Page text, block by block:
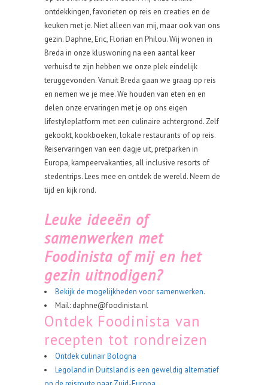
ontdekkingen, favorieten op reis en creaties en de
keuken met je. Niet alleen van mij, maar ook van ons
gezin. Daphne, Eric, Florian en Philou. Wij wonen in
Breda in onze kluswoning na een aantal keer
verhuisd te zijn hebben we onze plek eindelijk
teruggevonden. Vanuit Breda gaan we graag op reis
en nemen we je mee. We houden van eten en en
delen onze ervaringen met je op ons eigen
lifestyleplatform met een culinaire achtergrond. Zelf
gekookt, kookboeken, lokale restaurants of op reis.
Reiservaringen van een dagje uit, pretparken in
Europa, kampeervakanties, all inclusive resorts of
stedentrips. Lees mee en ontdek de wereld. Neem de
tijd en kijk rond.
Leuke ideeën of
samenwerken met
Foodinista of mij en het
gezin uitnodigen?
Bekijk de mogelijkheden voor samenwerken.
Mail: daphne@foodinista.nl
Ontdek Foodinista van
recepten tot rondreizen
Ontdek culinair Bologna
Legoland in Duitsland is een geweldig alternatief